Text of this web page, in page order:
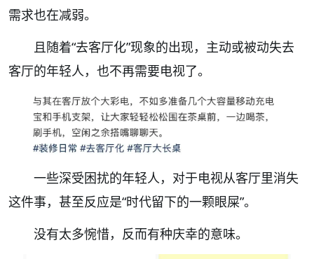
需求也在减弱。
且随着“去客厅化”现象的出现， 主动或被动失去
客厅的年轻人 ，也不再需要电视了。
一些深受困扰的年轻人，对于电视从客厅里消失
这件事，甚至反应是“时代留下的一颗眼屎”。
没有太多惋惜，反而有种庆幸的意味。